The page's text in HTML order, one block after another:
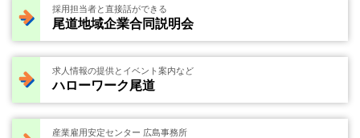
採用担当者と直接話ができる
尾道地域企業合同説明会
求人情報の提供とイベント案内など
ハローワーク尾道
産業雇用安定センター 広島事務所